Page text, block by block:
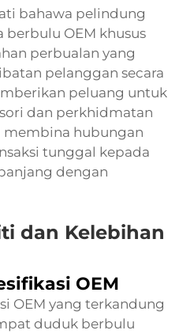
bahawa pelindung
OEM khusus
perbualan yang
pelanggan secara
peluang untuk
dan perkhidmatan
hubungan
tunggal kepada
dengan
dan Kelebihan
OEM
OEM yang terkandung
duduk berbulu